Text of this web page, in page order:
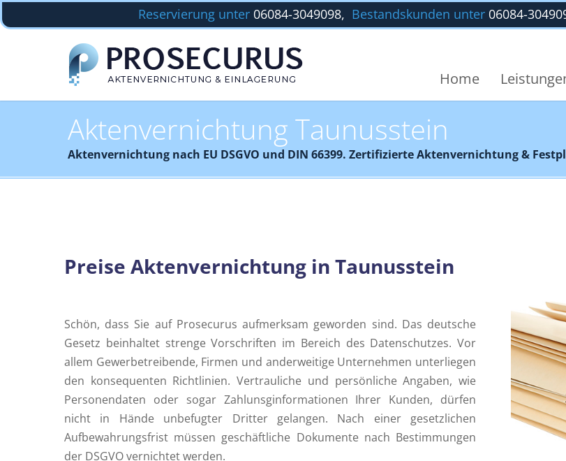
Reservierung unter 06084-3049098, Bestandskunden unter06084-
Home
Aktenvernichtung Taunusstein
Aktenvernichtung nach EU DSGVO und DIN 66399. Zertifizierte Aktenvernichtung &
Preise Aktenvernichtung in Taunusstein
Schön, dass Sie auf Prosecurus aufmerksam geworden sind. Das deutsche
Gesetz beinhaltet strenge Vorschriften im Bereich des Datenschutzes. Vor
allem Gewerbetreibende, Firmen und anderweitige Unternehmen unterliegen
den konsequenten Richtlinien. Vertrauliche und persönliche Angaben, wie
Personendaten oder sogar Zahlunsginformationen Ihrer Kunden, dürfen
nicht in Hände unbefugter Dritter gelangen. Nach einer gesetzlichen
Aufbewahrungsfrist müssen geschäftliche Dokumente nach Bestimmungen
der DSGVO vernichtet werden.